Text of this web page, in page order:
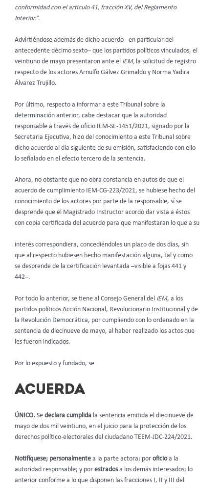
conformidad con el artículo 41, fracción XV, del Reglamento
Interior.”.
Advirtiéndose además de dicho acuerdo –en particular del
antecedente décimo sexto– que los partidos políticos vinculados, el
veintiuno de mayo presentaron ante el IEM, la solicitud de registro
respecto de los actores Arnulfo Gálvez Grimaldo y Norma Yadira
Álvarez Trujillo.
Por último, respecto a informar a este Tribunal sobre la
determinación anterior, cabe destacar que la autoridad
responsable a través de oficio IEM-SE-1451/2021, signado por la
Secretaria Ejecutiva, hizo del conocimiento a este Tribunal sobre
dicho acuerdo al día siguiente de su emisión, satisfaciendo con ello
lo señalado en el efecto tercero de la sentencia.
Ahora, no obstante que no obra constancia en autos de que el
acuerdo de cumplimiento IEM-CG-223/2021, se hubiese hecho del
conocimiento de los actores por parte de la responsable, sí se
desprende que el Magistrado Instructor acordó dar vista a éstos
con copia certificada del acuerdo para que manifestaran lo que a su
interés correspondiera, concediéndoles un plazo de dos días, sin
que al respecto hubiesen hecho manifestación alguna, tal y como
se desprende de la certificación levantada –visible a fojas 441 y
442–.
Por todo lo anterior, se tiene al Consejo General del IEM, a los
partidos políticos Acción Nacional, Revolucionario Institucional y de
la Revolución Democrática, por cumpliendo con lo ordenado en la
sentencia de diecinueve de mayo, al haber realizado los actos que
les fueron indicados.
Por lo expuesto y fundado, se
ACUERDA
ÚNICO. Se declara cumplida la sentencia emitida el diecinueve de
mayo de dos mil veintiuno, en el juicio para la protección de los
derechos político-electorales del ciudadano TEEM-JDC-224/2021.
Notifíquese; personalmente a la parte actora; por oficioa la
autoridad responsable; y por estradosa los demás interesados; lo
anterior conforme a lo que disponen las fracciones I, II y III del